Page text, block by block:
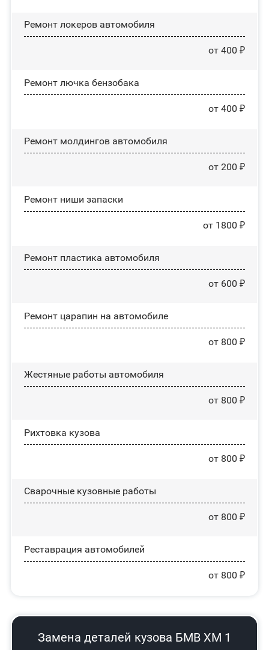
Ремонт лoĸepoв автомобиля
от 400 ₽
Ремонт лючка бензобака
от 400 ₽
Ремонт молдингов автомобиля
от 200 ₽
Ремонт ниши запаски
от 1800 ₽
Ремонт пластика автомобиля
от 600 ₽
Ремонт царапин на автомобиле
от 800 ₽
Жестяные работы автомобиля
от 800 ₽
Рихтовка кузова
от 800 ₽
Сварочные кузовные работы
от 800 ₽
Реставрация автомобилей
от 800 ₽
Замена деталей кузова БМВ ХМ 1